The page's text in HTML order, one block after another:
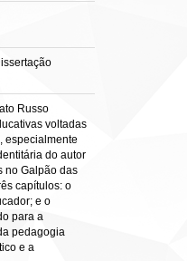
Russo
voltadas
especialmente
do autor
no Galpão das
capítulos: o
e o
para a
pedagogia
e a